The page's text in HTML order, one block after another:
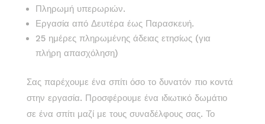
Πληρωμή υπερωριών.
Εργασία από Δευτέρα έως Παρασκευή.
25 ημέρες πληρωμένης άδειας ετησίως (για
πλήρη απασχόληση)
Σας παρέχουμε ένα σπίτι όσο το δυνατόν πιο κοντά
στην εργασία. Προσφέρουμε ένα ιδιωτικό δωμάτιο
σε ένα σπίτι μαζί με τους συναδέλφους σας. Το